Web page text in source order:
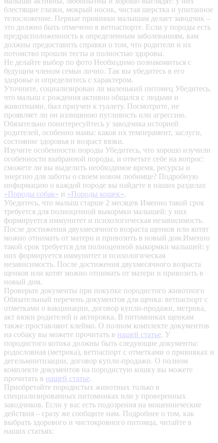
блестящие глазки, мокрый носик, чистая шерстка и упитанное
телосложение. Первые прививки малышам делает заводчик –
это должно быть отмечено в ветпаспорте. Если у породы есть
предрасположенность к определенным заболеваниям, вам
должны предоставить справки о том, что родители и их
потомство прошли тесты и полностью здоровы.
Не делайте выбор по фото Необходимо познакомиться с
будущим членом семьи лично. Так вы убедитесь в его
здоровье и определитесь с характером.
Уточните, социализирован ли маленький питомец Убедитесь,
что малыш с рождения активно общался с людьми и
животными, был приучен к туалету. Посмотрите, не
проявляет ли он излишнюю пугливость или агрессию.
Обязательно поинтересуйтесь у заводчика историей
родителей, особенно мамы: каков их темперамент, заслуги,
состояние здоровья и возраст вязки.
Изучите особенности породы Убедитесь, что хорошо изучили
особенности выбранной породы, и ответьте себе на вопрос:
сможете ли вы выделить необходимое время, ресурсы и
энергию для заботы о своем новом любимце? Подробную
информацию о каждой породе вы найдете в наших разделах
«Породы собак» и «Породы кошек».
Убедитесь, что малыш старше 2 месяцев Именно такой срок
требуется для полноценной выкормки малышей: у них
формируется иммунитет и психологическая независимость.
После достижения двухмесячного возраста щенков или котят
можно отнимать от матери и привозить в новый дом.Именно
такой срок требуется для полноценной выкормки малышей: у
них формируется иммунитет и психологическая
независимость. После достижения двухмесячного возраста
щенков или котят можно отнимать от матери и привозить в
новый дом.
Проверьте документы при покупке породистого животного
Обязательный перечень документов для щенка: ветпаспорт с
отметками о вакцинации, договор купли-продажи, метрика,
акт вязки родителей и актировка. В питомниках щенкам
также проставляют клеймо. О полном комплекте документов
на собаку вы можете прочитать в нашей статье. У
породистого котика должны быть следующие документы:
родословная (метрика), ветпаспорт с отметками о прививках и
дегельминтизации, договор купли-продажи. О полном
комплекте документов на породистую кошку вы можете
прочитать в нашей статье.
Приобретайте породистых животных только в
специализированных питомниках или у проверенных
заводчиков. Если у вас есть подозрения на мошеннические
действия – сразу же сообщите нам. Подробнее о том, как
выбрать здорового и чистокровного питомца, читайте в
наших статьях: